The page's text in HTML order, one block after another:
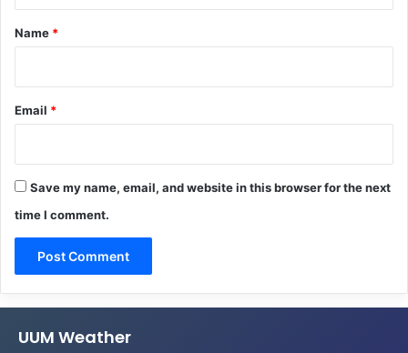
*
Name *
Email *
Save my name, email, and website in this browser for the next
time I comment.
UUM Weather